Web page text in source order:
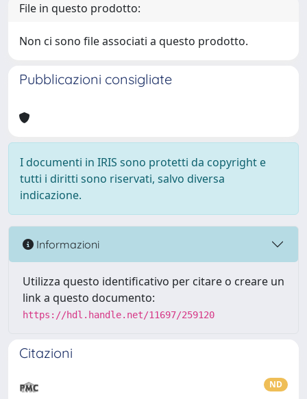
File in questo prodotto:
Non ci sono file associati a questo prodotto.
Pubblicazioni consigliate
I documenti in IRIS sono protetti da copyright e
tutti i diritti sono riservati, salvo diversa
indicazione.
Informazioni
Utilizza questo identificativo per citare o creare un
link a questo documento:
https://hdl.handle.net/11697/259120
Citazioni
ND